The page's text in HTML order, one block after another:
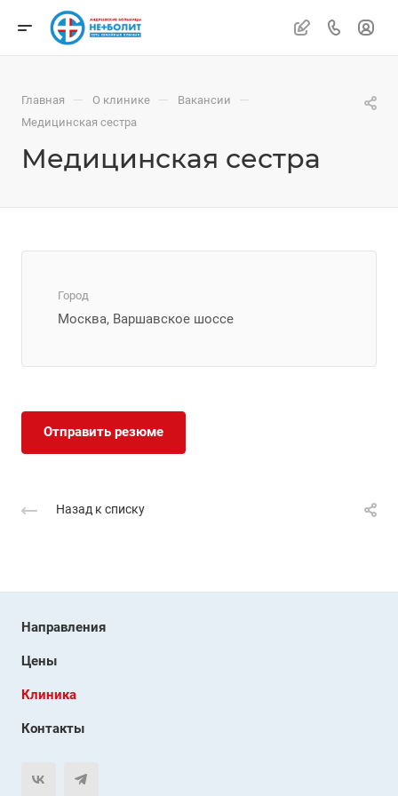
Главная — О клинике — Вакансии —
Медицинская сестра
Медицинская сестра
Город
Москва, Варшавское шоссе
Отправить резюме
Назад к списку
Направления
Цены
Клиника
Контакты